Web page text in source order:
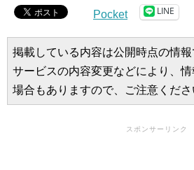
Pocket LINE
掲載している内容は公開時点の情
サービスの内容変更などにより、
場合もありますので、ご注意くださ
スポンサーリンク